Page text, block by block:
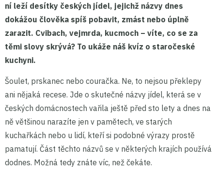
ní leží desítky českých jídel, jejichž názvy dnes
dokážou člověka spíš pobavit, zmást nebo úplně
zarazit. Cvibach, vejmrda, kucmoch – víte, co se za
těmi slovy skrývá? To ukáže náš kvíz o staročeské
kuchyni.
Šoulet, prskanec nebo couračka. Ne, to nejsou překlepy
ani nějaká recese. Jde o skutečné názvy jídel, která se v
českých domácnostech vařila ještě před sto lety a dnes na
ně většinou narazíte jen v pamětech, ve starých
kuchařkách nebo u lidí, kteří si podobné výrazy prostě
pamatují. Část těchto názvů se v některých krajích používá
dodnes. Možná tedy znáte víc, než čekáte.